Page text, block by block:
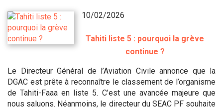
10/02/2026
Tahiti liste 5 : pourquoi la grève
continue ?
Le Directeur Général de l’Aviation Civile annonce que la
DGAC est prête à reconnaître le classement de l’organisme
de Tahiti-Faaa en liste 5. C’est une avancée majeure que
nous saluons. Néanmoins, le directeur du SEAC PF souhaite